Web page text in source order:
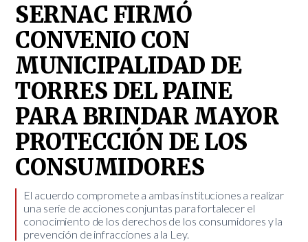
SERNAC FIRMÓ
CONVENIO CON
MUNICIPALIDAD DE
TORRES DEL PAINE
PARA BRINDAR MAYOR
PROTECCIÓN DE LOS
CONSUMIDORES
El acuerdo compromete a ambas instituciones a realizar
una serie de acciones conjuntas para fortalecer el
conocimiento de los derechos de los consumidores y la
prevención de infracciones a la Ley.